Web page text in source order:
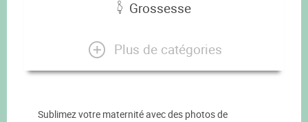
Grossesse
Plus de catégories
Sublimez votre maternité avec des photos de